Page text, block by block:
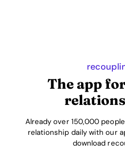
The app
Already over 150,000
relationship daily with our
download